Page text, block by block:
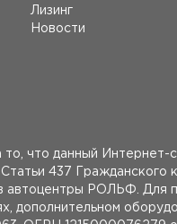
Лизинг
Новости
что данный Интернет-
437
РОЛЬФ. Для
дополнительном